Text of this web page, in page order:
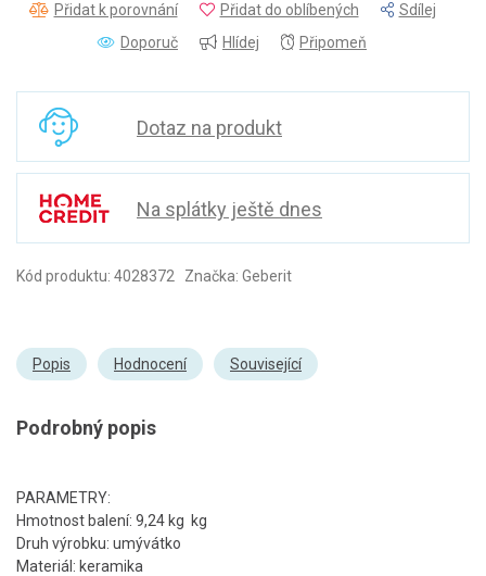
Přidat k porovnání Přidat do oblíbených
Sdílej
Doporuč
Hlídej Připomeň
Dotaz na produkt
Na splátky ještě dnes
Kód produktu: 4028372 Značka: Geberit
Popis Hodnocení Související
Podrobný popis
PARAMETRY:
Hmotnost balení: 9,24 kg kg
Druh výrobku: umývátko
Materiál: keramika